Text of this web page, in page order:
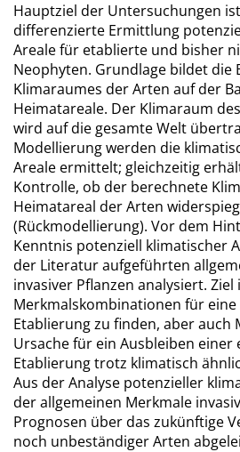
Hauptziel der Untersuchungen
differenzierte Ermittlung
Areale für etablierte und bisher
Neophyten. Grundlage bildet die
Klimaraumes der Arten auf der
Heimatareale. Der Klimaraum
wird auf die gesamte Welt
Modellierung werden die
Areale ermittelt; gleichzeitig
Kontrolle, ob der berechnete
Heimatareal der Arten
(Rückmodellierung). Vor dem
Kenntnis potenziell klimatischer
der Literatur aufgeführten
invasiver Pflanzen analysiert. Ziel
Merkmalskombinationen für
Etablierung zu finden, aber auch
Ursache für ein Ausbleiben einer
Etablierung trotz klimatisch
Aus der Analyse potenzieller
der allgemeinen Merkmale
Prognosen über das zukünftige
noch unbeständiger Arten